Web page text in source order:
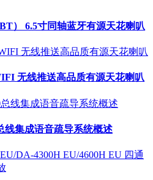
） 6.5寸同轴蓝牙有源天花喇叭
无线推送高品质有源天花喇叭
线集成语音疏导系统概述